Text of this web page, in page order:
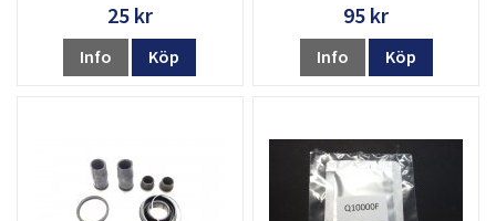
25 kr
Info Köp
95 kr
Info Köp